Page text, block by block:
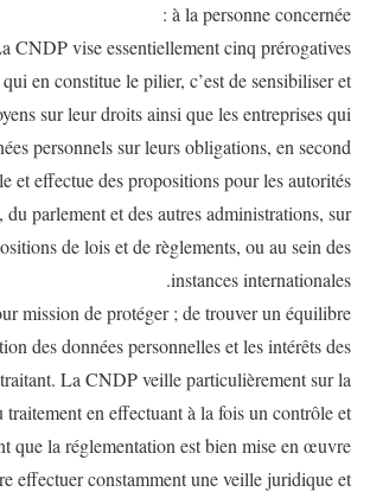
à la personne concernée :
CNDP vise essentiellement cinq prérogatives :
en constitue le pilier, c’est de sensibiliser et
sur leur droits ainsi que les entreprises qui
personnels sur leurs obligations, en second
et effectue des propositions pour les autorités
du parlement et des autres administrations, sur
de lois et de règlements, ou au sein des
instances internationales.
mission de protéger ; de trouver un équilibre
des données personnelles et les intérêts des
La CNDP veille particulièrement sur la
traitement en effectuant à la fois un contrôle et
que la réglementation est bien mise en œuvre.
effectuer constamment une veille juridique et